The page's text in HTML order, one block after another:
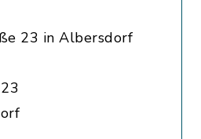
23 in Albersdorf